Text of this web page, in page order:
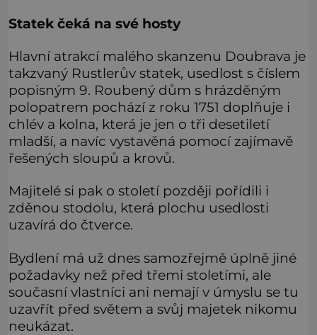
Statek čeká na své hosty
Hlavní atrakcí malého skanzenu Doubrava je
takzvaný Rustlerův statek, usedlost s číslem
popisným 9. Roubený dům s hrázděným
polopatrem pochází z roku 1751 doplňuje i
chlév a kolna, která je jen o tři desetiletí
mladší, a navíc vystavěná pomocí zajímavě
řešených sloupů a krovů.
Majitelé si pak o století později pořídili i
zděnou stodolu, která plochu usedlosti
uzavírá do čtverce.
Bydlení má už dnes samozřejmě úplně jiné
požadavky než před třemi stoletími, ale
současní vlastníci ani nemají v úmyslu se tu
uzavřít před světem a svůj majetek nikomu
neukázat.